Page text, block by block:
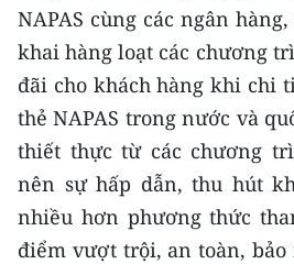
NAPAS cùng các ngân
khai hàng loạt các chương
đãi cho khách hàng khi chi
thẻ NAPAS trong nước và
thiết thực từ các chương
nên sự hấp dẫn, thu hút
nhiều hơn phương thức
điểm vượt trội, an toàn, bảo